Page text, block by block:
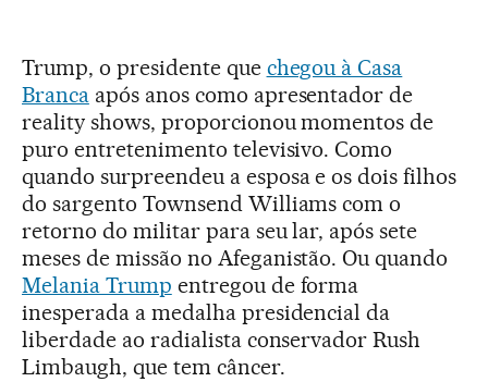
Trump, o presidente que chegou à Casa
Brancaapós anos como apresentador de
reality shows, proporcionou momentos de
puro entretenimento televisivo. Como
quando surpreendeu a esposa e os dois filhos
do sargento Townsend Williams com o
retorno do militar para seu lar, após sete
meses de missão no Afeganistão. Ou quando
Melania Trump entregou de forma
inesperada a medalha presidencial da
liberdade ao radialista conservador Rush
Limbaugh, que tem câncer.